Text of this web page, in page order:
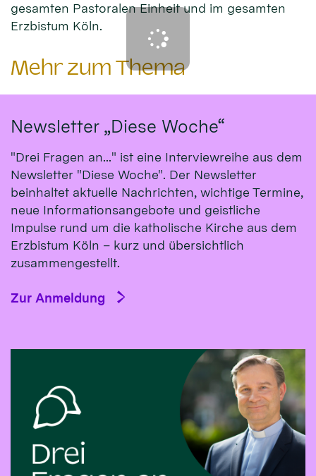
gesamten Pastoralen Einheit und im gesamten
Erzbistum Köln.
Mehr zum Thema
Newsletter „Diese Woche“
"Drei Fragen an..." ist eine Interviewreihe aus dem
Newsletter "Diese Woche". Der Newsletter
beinhaltet aktuelle Nachrichten, wichtige Termine,
neue Informationsangebote und geistliche
Impulse rund um die katholische Kirche aus dem
Erzbistum Köln – kurz und übersichtlich
zusammengestellt.
Zur Anmeldung